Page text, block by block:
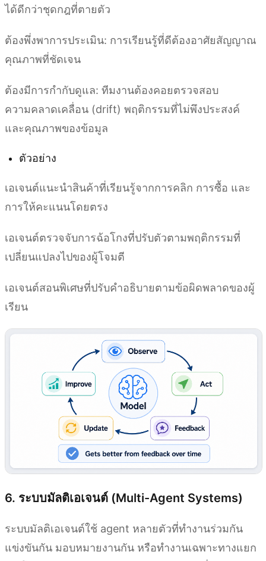
ได้ดีกว่าชุดกฎที่ตายตัว
ต้องพึ่งพาการประเมิน: การเรียนรู้ที่ดีต้องอาศัยสัญญาณ
คุณภาพที่ชัดเจน
ต้องมีการกำกับดูแล: ทีมงานต้องคอยตรวจสอบ
ความคลาดเคลื่อน (drift) พฤติกรรมที่ไม่พึงประสงค์
และคุณภาพของข้อมูล
ตัวอย่าง
เอเจนต์แนะนำสินค้าที่เรียนรู้จากการคลิก การซื้อ และ
การให้คะแนนโดยตรง
เอเจนต์ตรวจจับการฉ้อโกงที่ปรับตัวตามพฤติกรรมที่
เปลี่ยนแปลงไปของผู้โจมตี
เอเจนต์สอนพิเศษที่ปรับคำอธิบายตามข้อผิดพลาดของผู้
เรียน
6. ระบบมัลติเอเจนต์ (Multi-Agent Systems)
ระบบมัลติเอเจนต์ใช้ agent หลายตัวที่ทำงานร่วมกัน
แข่งขันกัน มอบหมายงานกัน หรือทำงานเฉพาะทางแยก